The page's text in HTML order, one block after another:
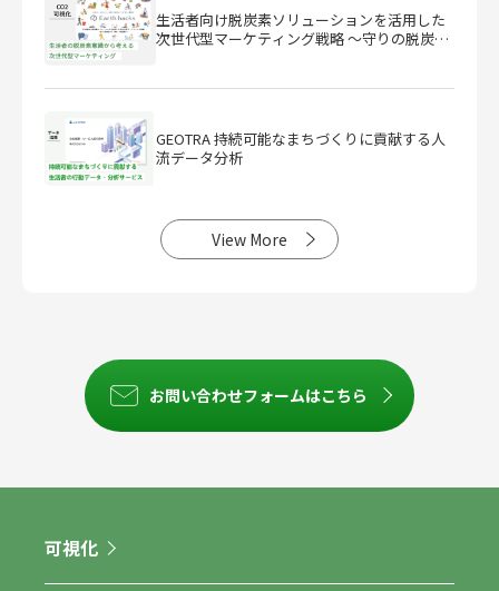
生活者向け脱炭素ソリューションを活用した
次世代型マーケティング戦略 ～守りの脱炭素
GEOTRA 持続可能なまちづくりに貢献する人
流データ分析
View More
お問い合わせフォームはこちら
可視化